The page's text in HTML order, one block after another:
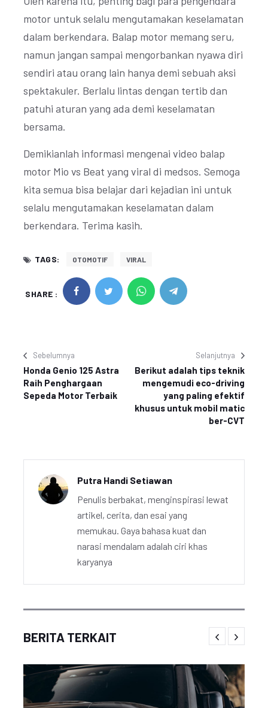
motor untuk selalu mengutamakan keselamatan
dalam berkendara. Balap motor memang seru,
namun jangan sampai mengorbankan nyawa diri
sendiri atau orang lain hanya demi sebuah aksi
spektakuler. Berlalu lintas dengan tertib dan
patuhi aturan yang ada demi keselamatan
bersama.
Demikianlah informasi mengenai video balap
motor Mio vs Beat yang viral di medsos. Semoga
kita semua bisa belajar dari kejadian ini untuk
selalu mengutamakan keselamatan dalam
berkendara. Terima kasih.
TAGS: OTOMOTIF VIRAL
SHARE :
Sebelumnya
Honda Genio 125 Astra
Raih Penghargaan
Sepeda Motor Terbaik
Selanjutnya
Berikut adalah tips teknik
mengemudi eco-driving
yang paling efektif
khusus untuk mobil matic
ber-CVT
Putra Handi Setiawan
Penulis berbakat, menginspirasi lewat
artikel, cerita, dan esai yang
memukau. Gaya bahasa kuat dan
narasi mendalam adalah ciri khas
karyanya
BERITA TERKAIT